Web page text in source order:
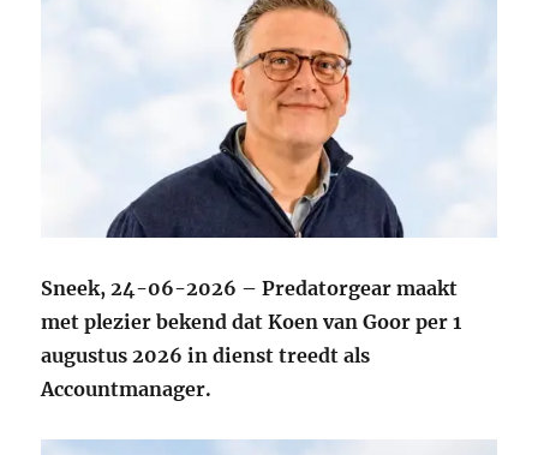
Sneek, 24-06-2026 – Predatorgear maakt
met plezier bekend dat Koen van Goor per 1
augustus 2026 in dienst treedt als
Accountmanager.